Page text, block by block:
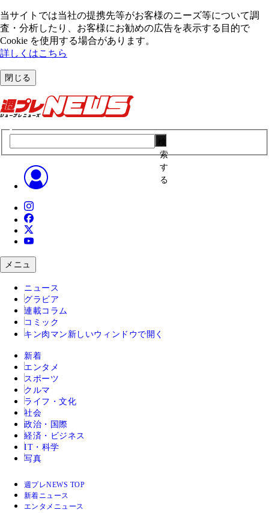
当サイトでは当社の提携先等がお客様のニーズ等について調
査・分析したり、お客様にお勧めの広告を表⽰する⽬的で
Cookie を使⽤する場合があります。
詳しくはこちら
閉じる
索
す
る
メニュ
ニュース
グラビア
連載コラム
コミック
キン肉マン 新しいウィンドウで開く
新着
エンタメ
スポーツ
クルマ
ライフ・文化
社会
政治・国際
経済・ビジネス
IT・科学
写真
週プレNEWS TOP
新着ニュース
エンタメニュース